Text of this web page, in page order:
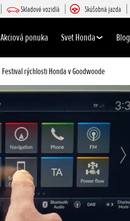
Skladové vozidlá Skúšobná jazda
Akciová ponuka Svet Honda Blog
Festival rýchlosti Honda v Goodwoode